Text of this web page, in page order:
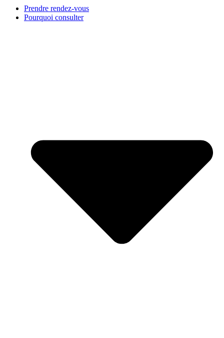
Prendre rendez-vous
Pourquoi consulter